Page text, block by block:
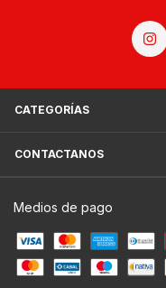
CATEGORÍAS
CONTACTANOS
Medios de pago